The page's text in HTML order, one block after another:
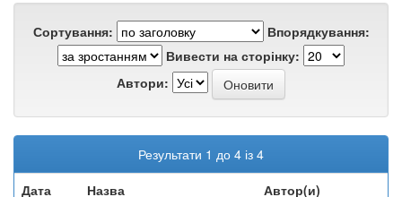
Сортування:
Впорядкування:
Вивести на сторінку:
Автори:
Результати 1 до 4 із 4
Дата
Назва Автор(и)